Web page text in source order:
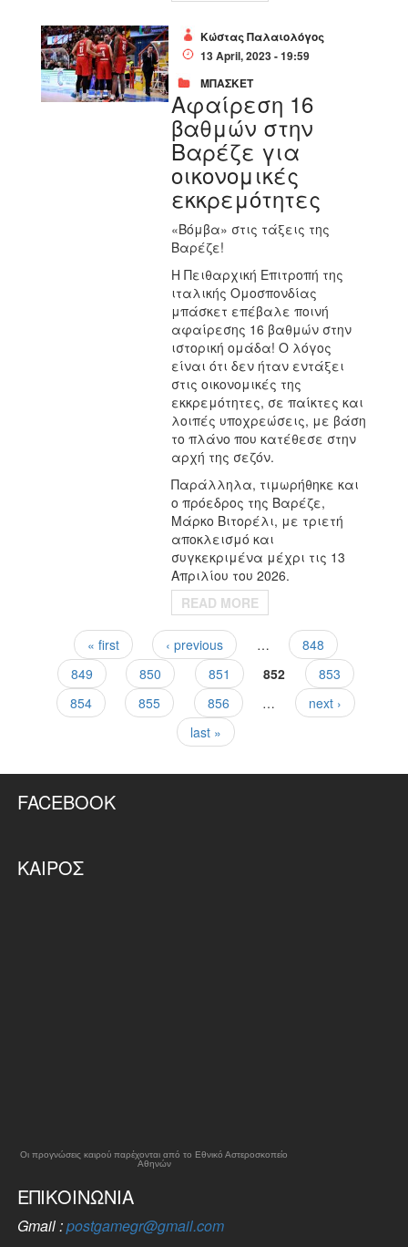
Κώστας Παλαιολόγος
13 April, 2023 - 19:59
ΜΠΑΣΚΕΤ
Αφαίρεση 16
βαθμών στην
Βαρέζε για
οικονομικές
εκκρεμότητες
«Βόμβα» στις τάξεις της
Βαρέζε!
Η Πειθαρχική Επιτροπή της
ιταλικής Ομοσπονδίας
μπάσκετ επέβαλε ποινή
αφαίρεσης 16 βαθμών στην
ιστορική ομάδα! Ο λόγος
είναι ότι δεν ήταν εντάξει
στις οικονομικές της
εκκρεμότητες, σε παίκτες και
λοιπές υποχρεώσεις, με βάση
το πλάνο που κατέθεσε στην
αρχή της σεζόν.
Παράλληλα, τιμωρήθηκε και
ο πρόεδρος της Βαρέζε,
Μάρκο Βιτορέλι, με τριετή
αποκλεισμό και
συγκεκριμένα μέχρι τις 13
Απριλίου του 2026.
READ MORE
Pages
« first ‹ previous …
848
849
850 851 852
853
854
855 856 …
next ›
last »
FACEBOOK
ΚΑΙΡΌΣ
Οι προγνώσεις καιρού παρέχονται από το Εθνικό Αστεροσκοπείο
Αθηνών
ΕΠΙΚΟΙΝΩΝΊΑ
Gmail :postgamegr@gmail.com